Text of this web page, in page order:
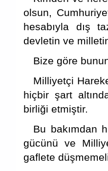
olsun,
hesabıyla dış
devletin ve
Bize göre
Milliyetçi
hiçbir şart
birliği etmiştir.
Bu bakımdan
gücünü ve
gaflete